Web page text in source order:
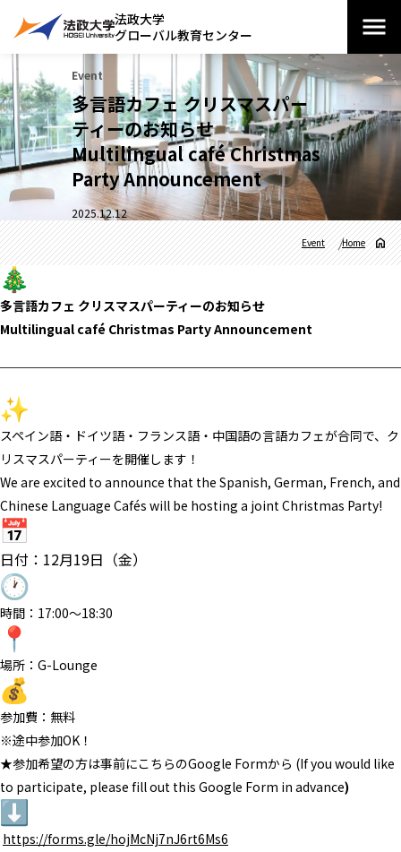
法政大学
グローバル教育センター
Event
多言語カフェ クリスマスパー
ティーのお知らせ
Multilingual café Christmas
Party Announcement
2025.12.12
Home
Event
多言語カフェ クリスマスパーティーのお知らせ
Multilingual café Christmas Party Announcement
スペイン語・ドイツ語・フランス語・ 中国語の言語カフェが合同で、 ク
リスマスパーティーを開催します！
We are excited to announce that the Spanish, German, French, and
Chinese Language Cafés will be hosting a joint Christmas Party!
日付：12月19日（金）
時間：17:00〜18:30
場所：G-Lounge
参加費：無料
※途中参加OK！
★参加希望の方は事前にこちらのGoogle Formから (If you would like
to participate, please fill out this Google Form in advance)
https://forms.gle/hojMcNj7nJ6rt6Ms6